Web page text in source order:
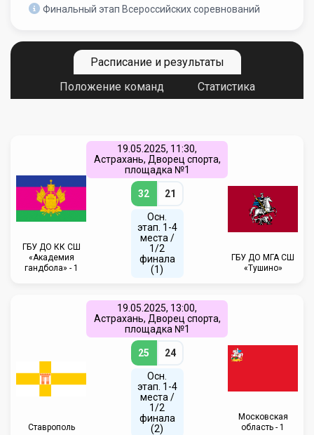
Финальный этап Всероссийских соревнований
Расписание и результаты
Положение команд
Статистика
ГБУ ДО КК СШ
«Академия
гандбола» - 1
19.05.2025, 11:30,
Астрахань, Дворец спорта,
площадка №1
32 21
Осн.
этап. 1-4
места /
1/2
финала
(1)
ГБУ ДО МГА СШ
«Тушино»
Ставрополь
19.05.2025, 13:00,
Астрахань, Дворец спорта,
площадка №1
25 24
Осн.
этап. 1-4
места /
1/2
финала
(2)
Московская
область - 1